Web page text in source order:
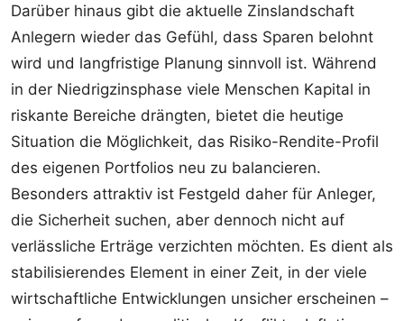
Darüber hinaus gibt die aktuelle Zinslandschaft
Anlegern wieder das Gefühl, dass Sparen belohnt
wird und langfristige Planung sinnvoll ist. Während
in der Niedrigzinsphase viele Menschen Kapital in
riskante Bereiche drängten, bietet die heutige
Situation die Möglichkeit, das Risiko-Rendite-Profil
des eigenen Portfolios neu zu balancieren.
Besonders attraktiv ist Festgeld daher für Anleger,
die Sicherheit suchen, aber dennoch nicht auf
verlässliche Erträge verzichten möchten. Es dient als
stabilisierendes Element in einer Zeit, in der viele
wirtschaftliche Entwicklungen unsicher erscheinen –